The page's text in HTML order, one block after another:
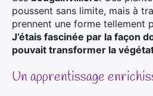
poussent sans limite, mais à
prennent une forme tellement
J’étais fascinée par la façon
pouvait transformer la
Un apprentissage